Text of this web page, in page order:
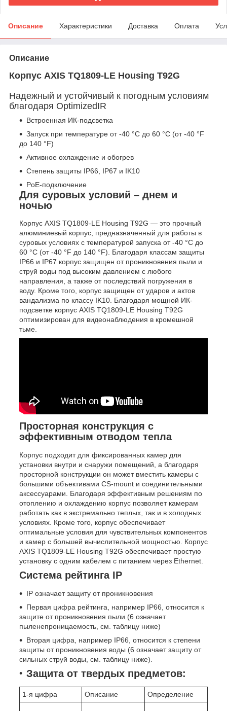
Описание Характеристики Доставка Оплата
Описание
Корпус AXIS TQ1809-LE Housing T92G
Надежный и устойчивый к погодным условиям
благодаря OptimizedIR
Встроенная ИК-подсветка
Запуск при температуре от -40 °C до 60 °C (от -40 °F
до 140 °F)
Активное охлаждение и обогрев
Степень защиты IP66, IP67 и IK10
PoE-подключение
Для суровых условий – днем ​​и
ночью
Корпус AXIS TQ1809-LE Housing T92G — это прочный
алюминиевый корпус, предназначенный для работы в
суровых условиях с температурой запуска от -40 °C до
60 °C (от -40 °F до 140 °F). Благодаря классам защиты
IP66 и IP67 корпус защищен от проникновения пыли и
струй воды под высоким давлением с любого
направления, а также от последствий погружения в
воду. Кроме того, корпус защищен от ударов и актов
вандализма по классу IK10. Благодаря мощной ИК-
подсветке корпус AXIS TQ1809-LE Housing T92G
оптимизирован для видеонаблюдения в кромешной
тьме.
Просторная конструкция с
эффективным отводом тепла
Корпус подходит для фиксированных камер для
установки внутри и снаружи помещений, а благодаря
просторной конструкции он может вместить камеры с
большими объективами CS-mount и соединительными
аксессуарами. Благодаря эффективным решениям по
отоплению и охлаждению корпус позволяет камерам
работать как в экстремально теплых, так и в холодных
условиях. Кроме того, корпус обеспечивает
оптимальные условия для чувствительных компонентов
и камер с большей вычислительной мощностью. Корпус
AXIS TQ1809-LE Housing T92G обеспечивает простую
установку с одним кабелем с питанием через Ethernet.
Система рейтинга IP
IP означает защиту от проникновения
Первая цифра рейтинга, например IP66, относится к
защите от проникновения пыли (6 означает
пыленепроницаемость, см. таблицу ниже)
Вторая цифра, например IP66, относится к степени
защиты от проникновения воды (6 означает защиту от
сильных струй воды, см. таблицу ниже).
Защита от твердых предметов:
1-я цифра Описание Определение